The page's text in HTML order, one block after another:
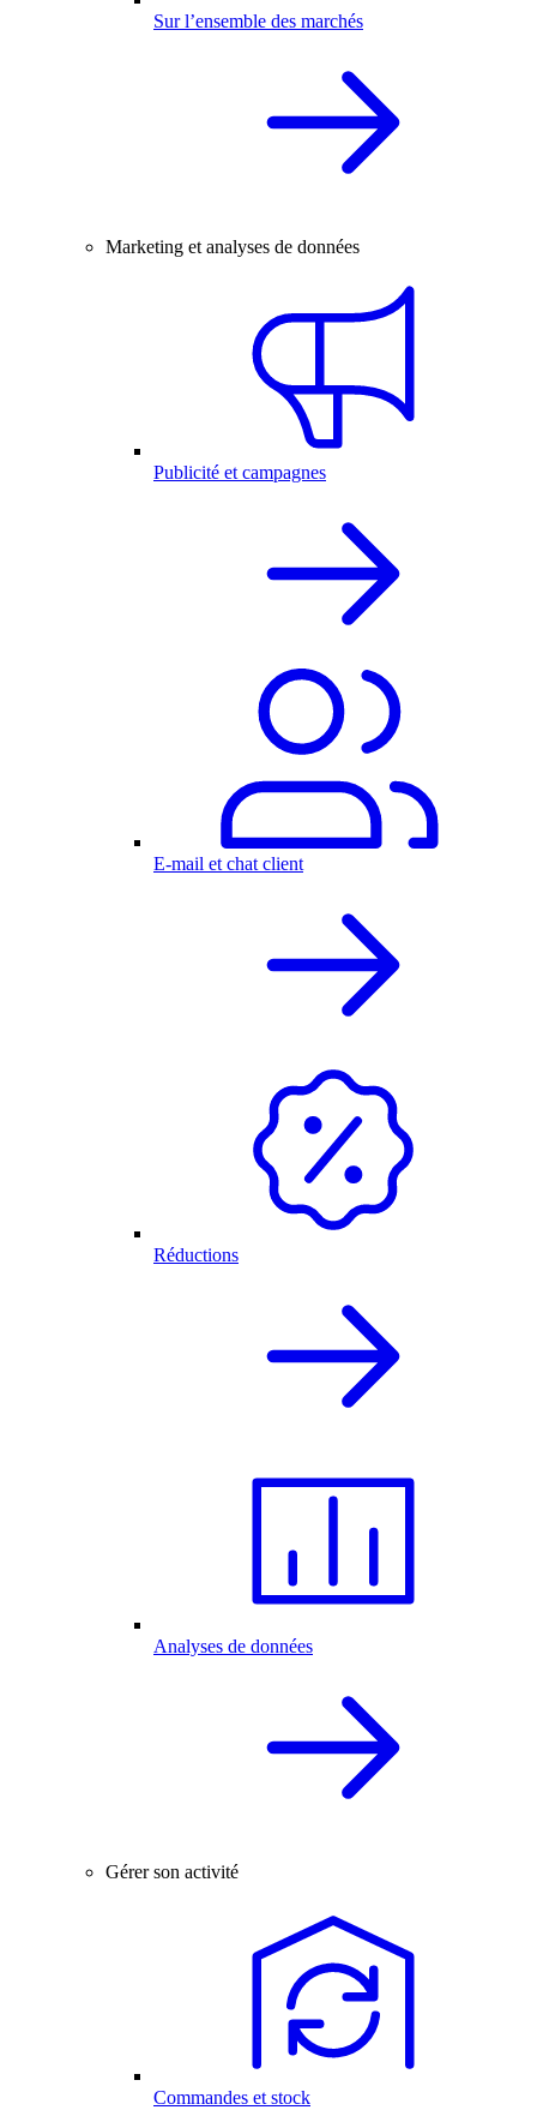
Sur l’ensemble des marchés
Marketing et analyses de données
Publicité et campagnes
E-mail et chat client
Réductions
Analyses de données
Gérer son activité
Commandes et stock